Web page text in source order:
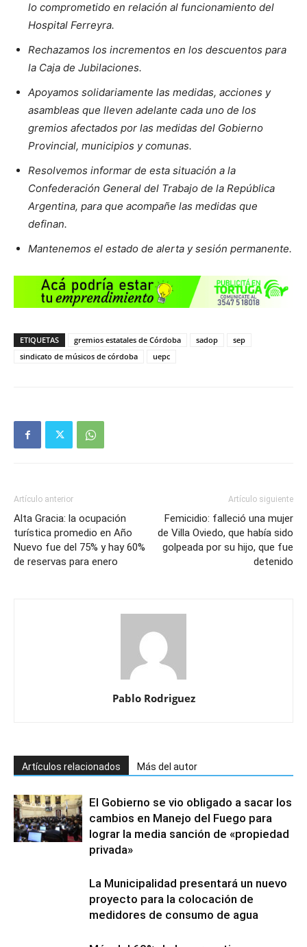
lo comprometido en relación al funcionamiento del
Hospital Ferreyra.
Rechazamos los incrementos en los descuentos para
la Caja de Jubilaciones.
Apoyamos solidariamente las medidas, acciones y
asambleas que lleven adelante cada uno de los
gremios afectados por las medidas del Gobierno
Provincial, municipios y comunas.
Resolvemos informar de esta situación a la
Confederación General del Trabajo de la República
Argentina, para que acompañe las medidas que
definan.
Mantenemos el estado de alerta y sesión permanente.
ETIQUETAS gremios estatales de Córdoba sadop
sep
sindicato de músicos de córdoba
uepc
Artículo anterior
Alta Gracia: la ocupación
turística promedio en Año
Nuevo fue del 75% y hay 60%
de reservas para enero
Artículo siguiente
Femicidio: falleció una mujer
de Villa Oviedo, que había sido
golpeada por su hijo, que fue
detenido
Pablo Rodriguez
Artículos relacionados Más del autor
El Gobierno se vio obligado a sacar los
cambios en Manejo del Fuego para
lograr la media sanción de «propiedad
privada»
La Municipalidad presentará un nuevo
proyecto para la colocación de
medidores de consumo de agua